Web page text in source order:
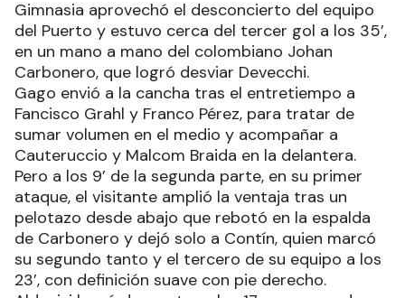
Gimnasia aprovechó el desconcierto del equipo
del Puerto y estuvo cerca del tercer gol a los 35’,
en un mano a mano del colombiano Johan
Carbonero, que logró desviar Devecchi.
Gago envió a la cancha tras el entretiempo a
Fancisco Grahl y Franco Pérez, para tratar de
sumar volumen en el medio y acompañar a
Cauteruccio y Malcom Braida en la delantera.
Pero a los 9’ de la segunda parte, en su primer
ataque, el visitante amplió la ventaja tras un
pelotazo desde abajo que rebotó en la espalda
de Carbonero y dejó solo a Contín, quien marcó
su segundo tanto y el tercero de su equipo a los
23’, con definición suave con pie derecho.